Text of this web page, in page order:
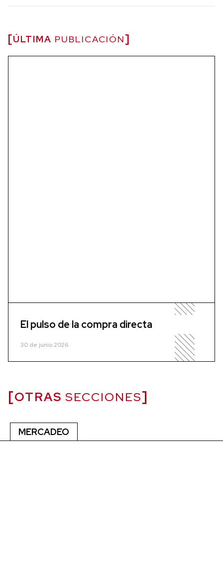
ÚLTIMA PUBLICACIÓN
El pulso de la compra directa
30 de junio 2026
OTRAS SECCIONES
MERCADEO